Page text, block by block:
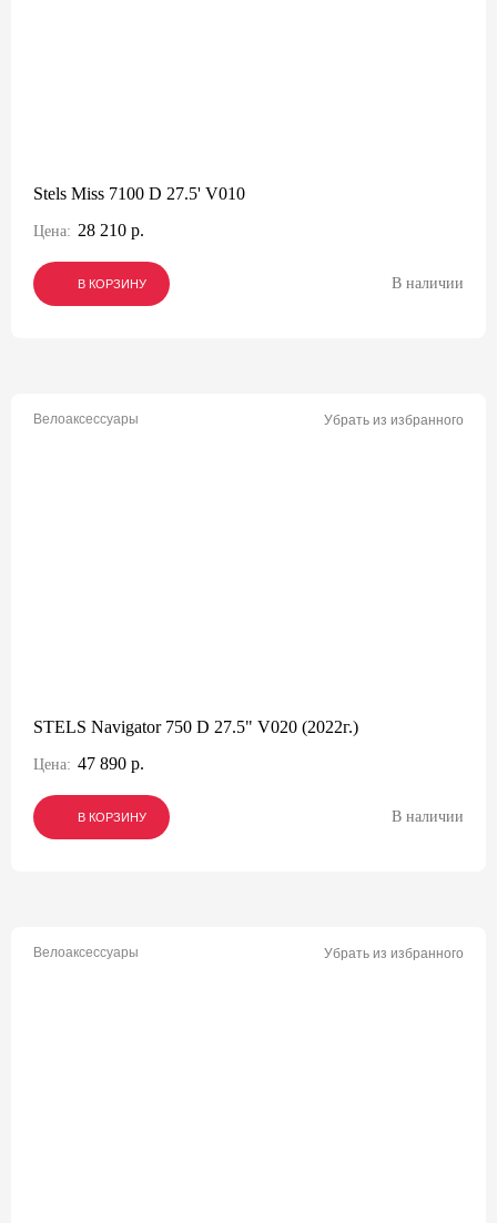
Stels Miss 7100 D 27.5' V010
Цена: 28 210 р.
В КОРЗИНУ
В КОРЗИНУ
В КОРЗИНУ В наличии
Велоаксессуары Убрать из избранного
STELS Navigator 750 D 27.5" V020 (2022г.)
Цена: 47 890 р.
В КОРЗИНУ
В КОРЗИНУ
В КОРЗИНУ В наличии
Велоаксессуары Убрать из избранного